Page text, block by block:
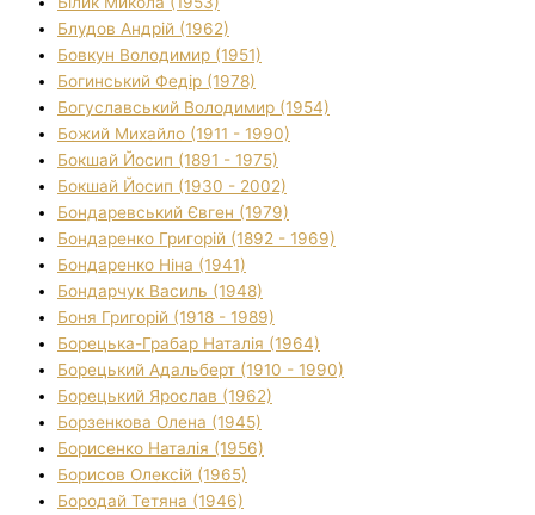
Блудов Андрій (1962)
Бовкун Володимир (1951)
Богинський Федір (1978)
Богуславський Володимир (1954)
Божий Михайло (1911 - 1990)
Бокшай Йосип (1891 - 1975)
Бокшай Йосип (1930 - 2002)
Бондаревський Євген (1979)
Бондаренко Григорій (1892 - 1969)
Бондаренко Ніна (1941)
Бондарчук Василь (1948)
Боня Григорій (1918 - 1989)
Борецька-Грабар Наталія (1964)
Борецький Адальберт (1910 - 1990)
Борецький Ярослав (1962)
Борзенкова Олена (1945)
Борисенко Наталія (1956)
Борисов Олексій (1965)
Бородай Тетяна (1946)